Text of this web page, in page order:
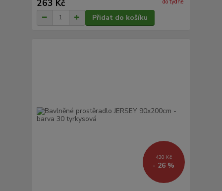
263 Kč do týdne
Přidat do košíku
430 Kč
- 26 %